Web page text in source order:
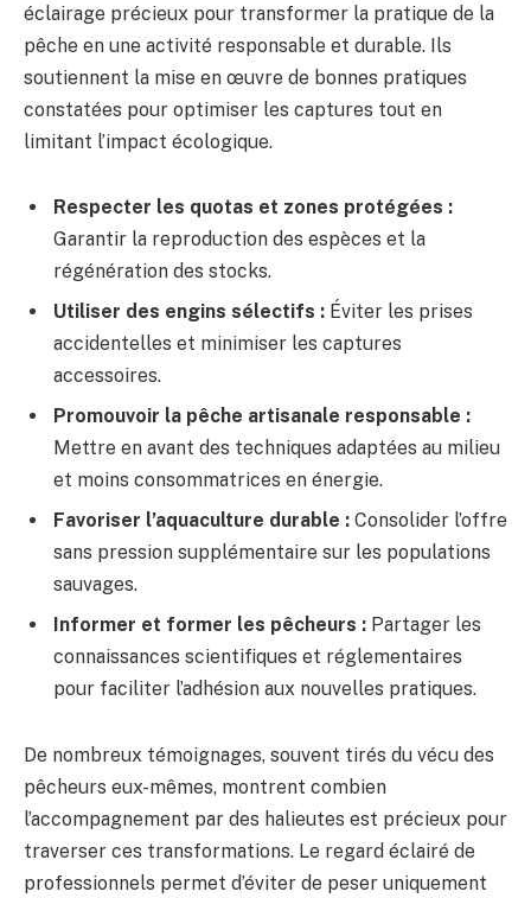
éclairage précieux pour transformer la pratique de la
pêche en une activité responsable et durable. Ils
soutiennent la mise en œuvre de bonnes pratiques
constatées pour optimiser les captures tout en
limitant l’impact écologique.
Respecter les quotas et zones protégées :
Garantir la reproduction des espèces et la
régénération des stocks.
Utiliser des engins sélectifs : Éviter les prises
accidentelles et minimiser les captures
accessoires.
Promouvoir la pêche artisanale responsable :
Mettre en avant des techniques adaptées au milieu
et moins consommatrices en énergie.
Favoriser l’aquaculture durable : Consolider l’offre
sans pression supplémentaire sur les populations
sauvages.
Informer et former les pêcheurs : Partager les
connaissances scientifiques et réglementaires
pour faciliter l’adhésion aux nouvelles pratiques.
De nombreux témoignages, souvent tirés du vécu des
pêcheurs eux-mêmes, montrent combien
l’accompagnement par des halieutes est précieux pour
traverser ces transformations. Le regard éclairé de
professionnels permet d’éviter de peser uniquement